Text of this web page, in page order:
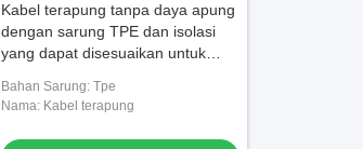
Kabel terapung tanpa daya apung
dengan sarung TPE dan isolasi
yang dapat disesuaikan untuk
Bahan Sarung: Tpe
Nama: Kabel terapung